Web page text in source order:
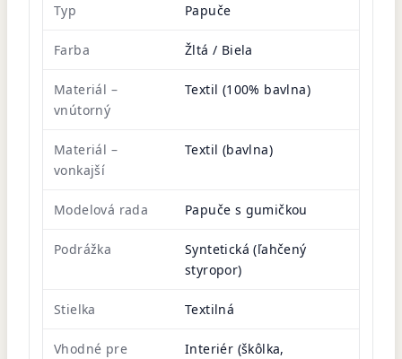
Typ Papuče
Farba Žltá / Biela
Materiál –
vnútorný
Textil (100% bavlna)
Materiál –
vonkajší
Textil (bavlna)
Modelová rada Papuče s gumičkou
Podrážka
Syntetická (ľahčený
styropor)
Stielka Textilná
Vhodné pre
Interiér (škôlka,